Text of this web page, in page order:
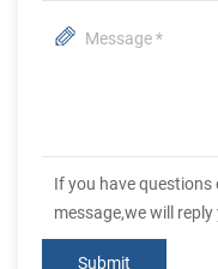
If you have questions
message,we will